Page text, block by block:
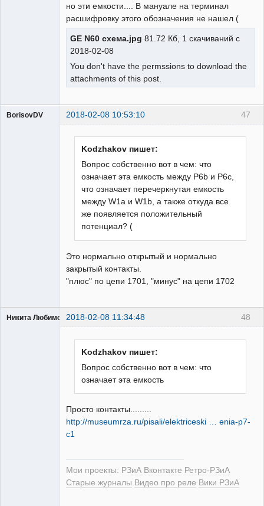
но эти емкости.... В мануале на терминал
расшифровку этого обозначения не нашел (
GE N60 схема.jpg 81.72 Кб, 1 скачиваний с
2018-02-08
You don't have the permssions to download the
attachments of this post.
47
BorisovDV 2018-02-08 10:53:10
Kodzhakov пишет:
Вопрос собственно вот в чем: что
означает эта емкость между P6b и P6c,
что означает перечеркнутая емкость
между W1a и W1b, а также откуда все
же появляется положительный
потенциал? (
Это нормально открытый и нормально
закрытый контакты.
"плюс" по цепи 1701, "минус" на цепи 1702
48
Никита Любимов 2018-02-08 11:34:48
Kodzhakov пишет:
Вопрос собственно вот в чем: что
означает эта емкость
Просто контакты.........
http://museumrza.ru/pisali/elektriceski … enia-p7-
c1
Мои проекты: РЗиА Вконтакте Ретро-РЗиА
Старые журналы Видео про реле Вики РЗиА